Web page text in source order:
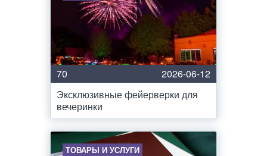
70
2026-06-12
Эксклюзивные фейерверки для
вечеринки
ТОВАРЫ И УСЛУГИ